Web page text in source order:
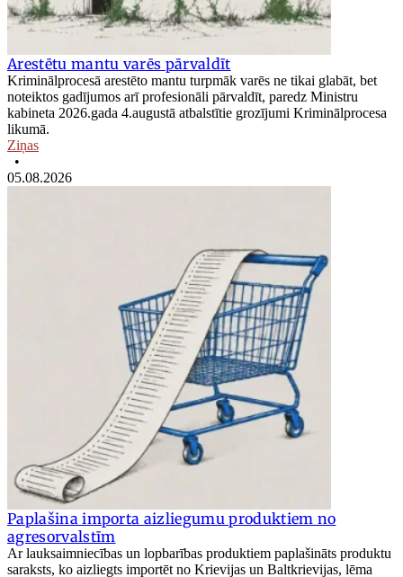
Arestētu mantu varēs pārvaldīt
Kriminālprocesā arestēto mantu turpmāk varēs ne tikai glabāt, bet
noteiktos gadījumos arī profesionāli pārvaldīt, paredz Ministru
kabineta 2026.gada 4.augustā atbalstītie grozījumi Kriminālprocesa
likumā.
Ziņas
•
05.08.2026
Paplašina importa aizliegumu produktiem no
agresorvalstīm
Ar lauksaimniecības un lopbarības produktiem paplašināts produktu
saraksts, ko aizliegts importēt no Krievijas un Baltkrievijas, lēma